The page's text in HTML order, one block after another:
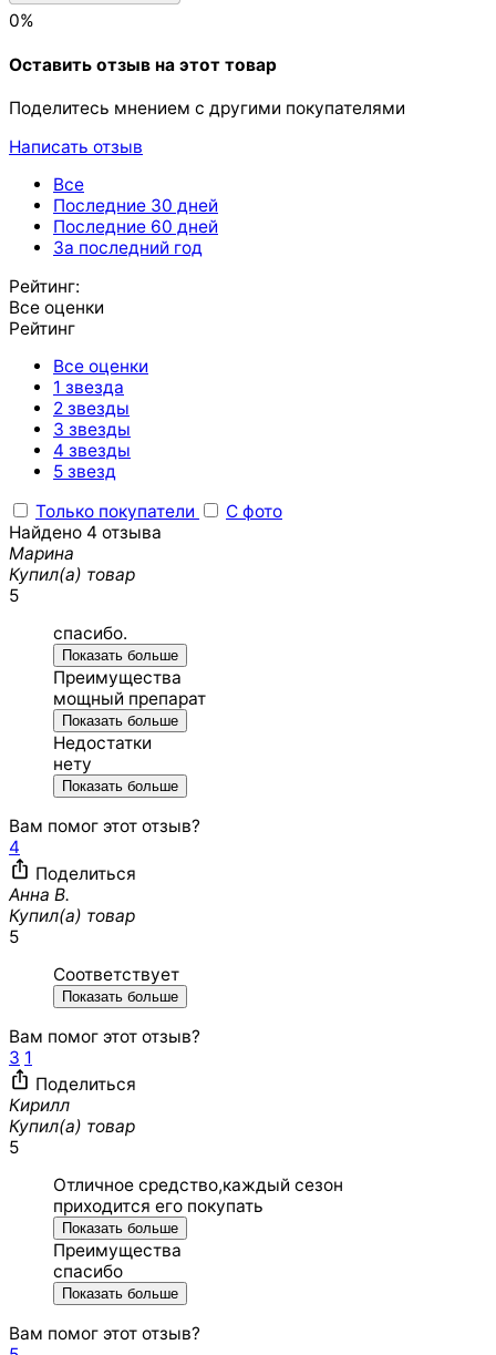
0%
Оставить отзыв на этот товар
Поделитесь мнением с другими покупателями
Написать отзыв
Все
Последние 30 дней
Последние 60 дней
За последний год
Рейтинг:
Все оценки
Рейтинг
Все оценки
1 звезда
2 звезды
3 звезды
4 звезды
5 звезд
Только покупатели
С фото
Найдено 4 отзыва
Марина
Купил(а) товар
5
спасибо.
Показать больше
Преимущества
мощный препарат
Показать больше
Недостатки
нету
Показать больше
Вам помог этот отзыв?
4
Поделиться
Анна В.
Купил(а) товар
5
Соответствует
Показать больше
Вам помог этот отзыв?
3 1
Поделиться
Кирилл
Купил(а) товар
5
Отличное средство,каждый сезон
приходится его покупать
Показать больше
Преимущества
спасибо
Показать больше
Вам помог этот отзыв?